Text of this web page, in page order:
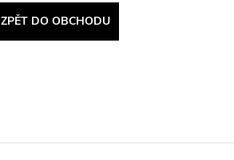
ZPĚT DO OBCHODU